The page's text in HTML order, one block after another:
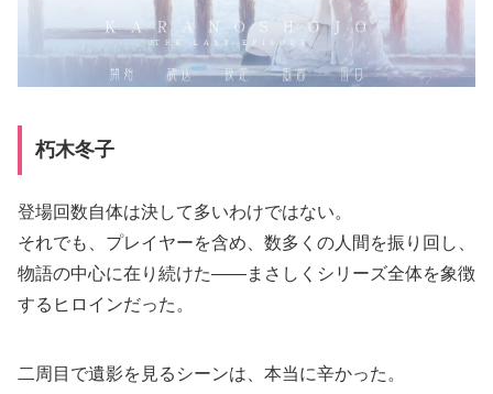
朽木冬子
登場回数自体は決して多いわけではない。
それでも、プレイヤーを含め、数多くの人間を振り回し、
物語の中心に在り続けた――まさしくシリーズ全体を象徴
するヒロインだった。
二周目で遺影を見るシーンは、本当に辛かった。